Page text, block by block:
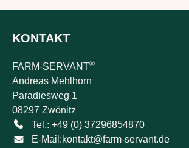
KONTAKT
FARM-SERVANT®
Andreas Mehlhorn
Paradiesweg 1
08297 Zwönitz
Tel.: +49 (0) 37296854870
E-Mail:kontakt@farm-servant.de